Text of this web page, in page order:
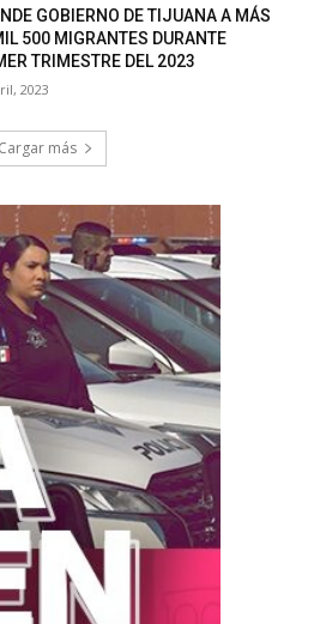
GOBIERNO DE TIJUANA A MÁS
500 MIGRANTES DURANTE
TRIMESTRE DEL 2023
2023
Cargar más